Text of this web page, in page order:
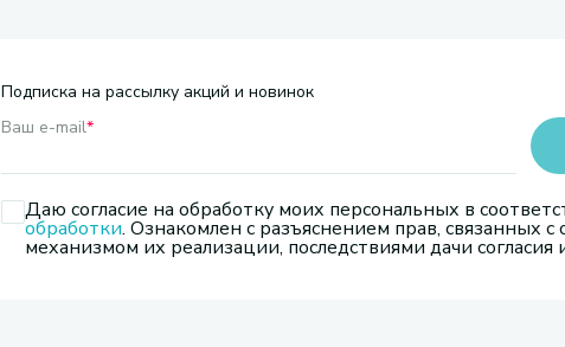
Подписка на рассылку акций и новинок
Ваш e-mail*
Даю согласие на обработку моих персональных в
обработки. Ознакомлен с разъяснением прав, связанных с
механизмом их реализации, последствиями дачи согласия